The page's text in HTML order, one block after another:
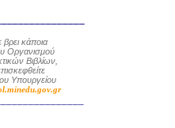
κάποια
Οργανισμού
Βιβλίων,
Υπουργείου